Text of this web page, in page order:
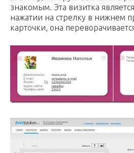
знакомым. Эта визитка
нажатии на стрелку в нижнем
карточки, она